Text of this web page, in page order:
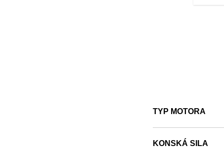
TYP MOTORA
KONSKÁ SILA